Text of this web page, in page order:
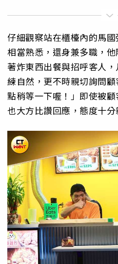
仔細觀察站在櫃檯內的馬
相當熟悉，還身兼多職，
著炸東西出餐與招呼客人
練自然，更不時親切詢問
點稍等一下喔！」即使被
也大方比讚回應，態度十分